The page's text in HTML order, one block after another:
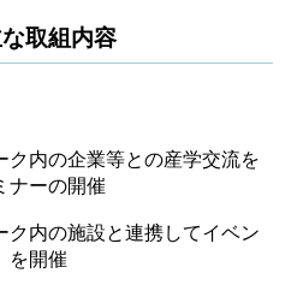
取組内容
ク内の企業等との産学交流を
ナーの開催
ク内の施設と連携してイベン
を開催